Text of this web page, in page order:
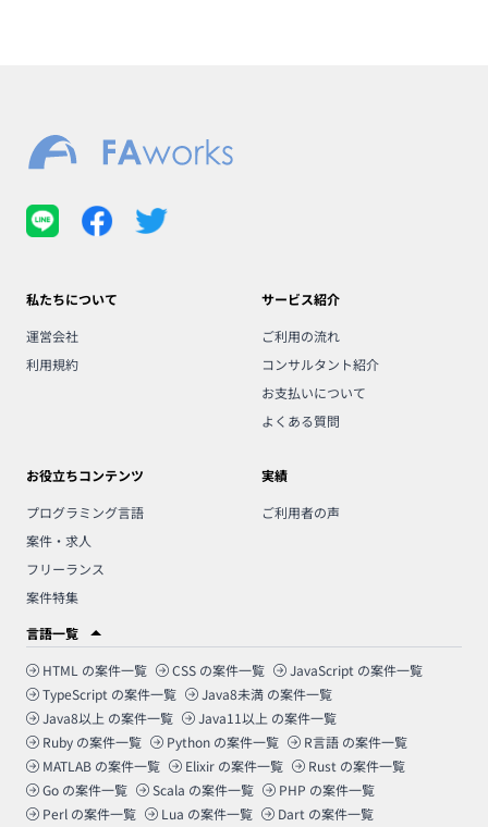
私たちについて
運営会社
利用規約
サービス紹介
ご利用の流れ
コンサルタント紹介
お支払いについて
よくある質問
お役立ちコンテンツ
プログラミング言語
案件・求人
フリーランス
案件特集
実績
ご利用者の声
言語一覧
HTML の案件一覧 CSS の案件一覧 JavaScript の案件一覧
TypeScript の案件一覧 Java8未満 の案件一覧
Java8以上 の案件一覧 Java11以上 の案件一覧
Ruby の案件一覧 Python の案件一覧 R言語 の案件一覧
MATLAB の案件一覧 Elixir の案件一覧 Rust の案件一覧
Go の案件一覧 Scala の案件一覧 PHP の案件一覧
Perl の案件一覧 Lua の案件一覧 Dart の案件一覧